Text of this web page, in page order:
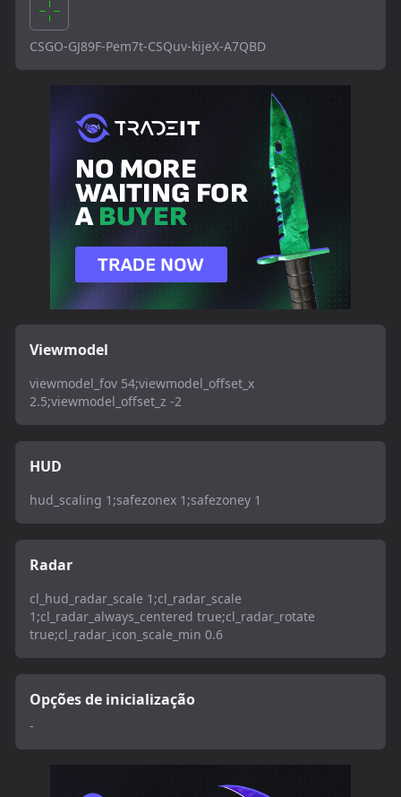
CSGO-GJ89F-Pem7t-CSQuv-kijeX-A7QBD
Viewmodel
viewmodel_fov 54;viewmodel_offset_x
2.5;viewmodel_offset_z -2
HUD
hud_scaling 1;safezonex 1;safezoney 1
Radar
cl_hud_radar_scale 1;cl_radar_scale
1;cl_radar_always_centered true;cl_radar_rotate
true;cl_radar_icon_scale_min 0.6
Opções de inicialização
-